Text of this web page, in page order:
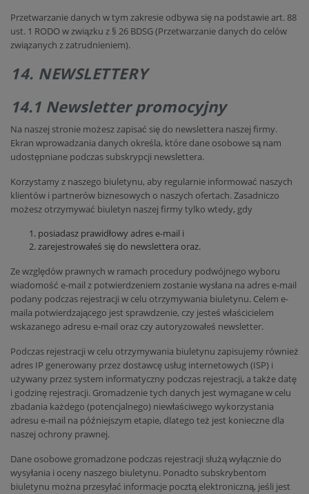
Przetwarzanie danych w tym zakresie odbywa się na podstawie art. 88
ust. 1 RODO w związku z § 26 BDSG (Przetwarzanie danych do celów
związanych z zatrudnieniem).
14. NEWSLETTERY
14.1 Newsletter promocyjny
Na naszej stronie możesz zapisać się do newslettera naszej firmy.
Ekran wprowadzania danych określa, które dane osobowe są nam
udostępniane podczas subskrypcji newslettera.
Korzystamy z naszego biuletynu, aby regularnie informować naszych
klientów i partnerów biznesowych o naszych ofertach. Zasadniczo
możesz otrzymywać biuletyn naszej firmy tylko wtedy, gdy
posiadasz prawidłowy adres e-mail i
zarejestrowałeś się do newslettera oraz.
Ze względów prawnych w ramach procedury podwójnego wyboru
wiadomość e-mail z potwierdzeniem zostanie wysłana na adres e-mail
podany podczas rejestracji w celu otrzymywania biuletynu. Celem e-
maila potwierdzającego jest sprawdzenie, czy jesteś właścicielem
wskazanego adresu e-mail oraz czy autoryzowałeś newsletter.
Podczas rejestracji w celu otrzymywania biuletynu zapisujemy również
adres IP generowany przez dostawcę usług internetowych (ISP) i
używany przez system informatyczny podczas rejestracji, a także datę
i godzinę rejestracji. Gromadzenie tych danych jest wymagane w celu
zbadania każdego (potencjalnego) niewłaściwego wykorzystania
adresu e-mail na późniejszym etapie, dlatego też jest konieczne dla
naszej ochrony prawnej.
Dane osobowe gromadzone podczas rejestracji służą wyłącznie do
wysyłania i oceny naszego biuletynu. Ponadto subskrybentom
biuletynu można przesyłać informacje pocztą elektroniczną, jeśli jest